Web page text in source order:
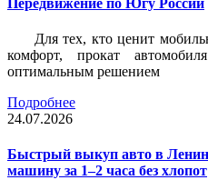
Для тех, кто ценит
комфорт, прокат
оптимальным решением
Подробнее
24.07.2026
Быстрый выкуп авто в
машину за 1–2 часа без хлопот